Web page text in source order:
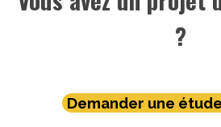
?
Demander une